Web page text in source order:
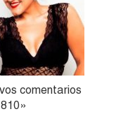
comentarios